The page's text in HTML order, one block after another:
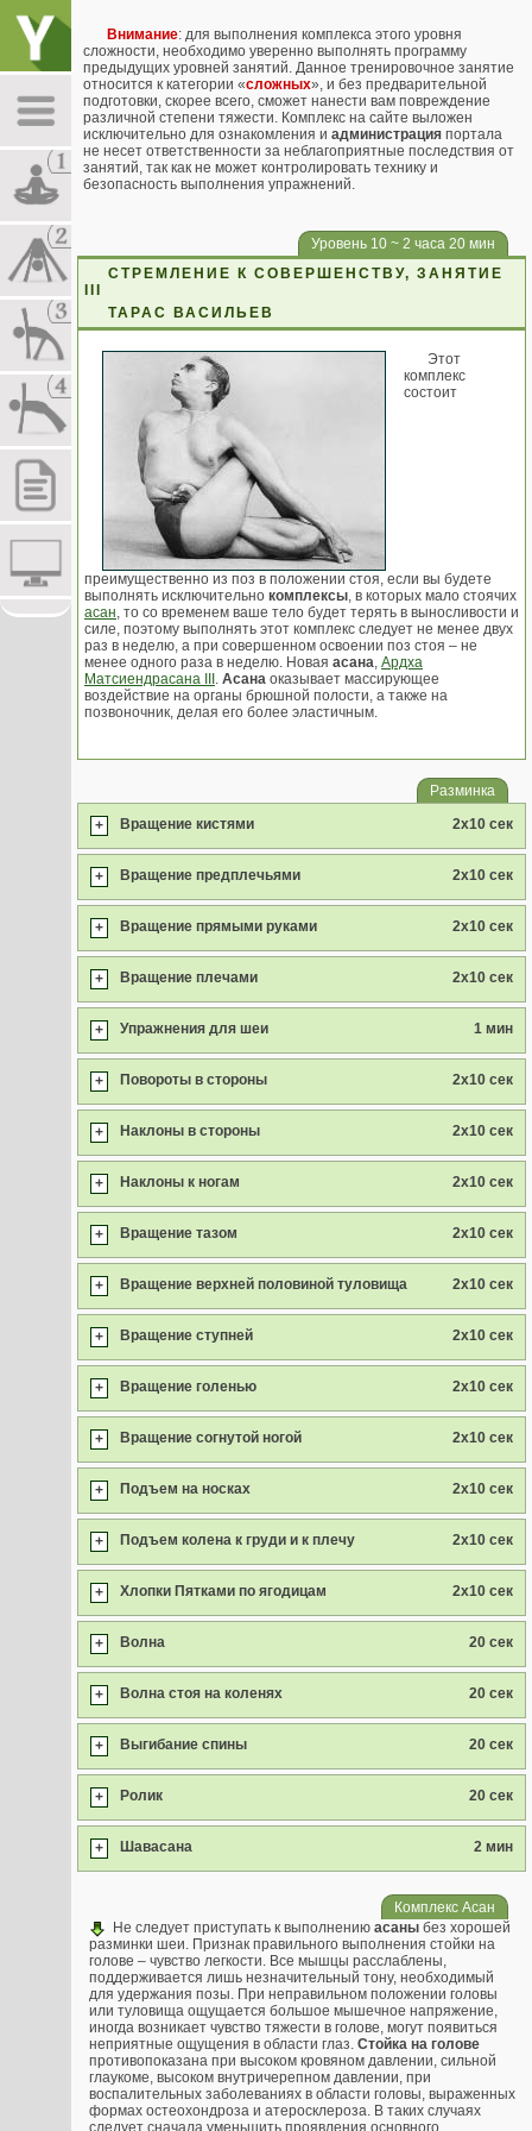
Внимание: для выполнения комплекса этого уровня
сложности, необходимо уверенно выполнять программу
предыдущих уровней занятий. Данное тренировочное занятие
относится к категории «сложных», и без предварительной
подготовки, скорее всего, сможет нанести вам повреждение
различной степени тяжести. Комплекс на сайте выложен
исключительно для ознакомления и администрация портала
не несет ответственности за неблагоприятные последствия от
занятий, так как не может контролировать технику и
безопасность выполнения упражнений.
Уровень 10 ~ 2 часа 20 мин
СТРЕМЛЕНИЕ К СОВЕРШЕНСТВУ, ЗАНЯТИЕ
ТАРАС ВАСИЛЬЕВ
Этот
комплекс
состоит
преимущественно из поз в положении стоя, если вы будете
выполнять исключительно комплексы, в которых мало стоячих
асан, то со временем ваше тело будет терять в выносливости и
силе, поэтому выполнять этот комплекс следует не менее двух
раз в неделю, а при совершенном освоении поз стоя – не
менее одного раза в неделю. Новая асана, Ардха
Матсиендрасана III . Асана оказывает массирующее
воздействие на органы брюшной полости, а также на
позвоночник, делая его более эластичным.
Разминка
+ Вращение кистями 2x10 сек
+ Вращение предплечьями 2x10 сек
+ Вращение прямыми руками 2x10 сек
+ Вращение плечами 2x10 сек
+ Упражнения для шеи 1 мин
+ Повороты в стороны 2x10 сек
+ Наклоны в стороны 2x10 сек
+ Наклоны к ногам 2x10 сек
+ Вращение тазом 2x10 сек
+ Вращение верхней половиной туловища 2x10 сек
+ Вращение ступней 2x10 сек
+ Вращение голенью 2x10 сек
+ Вращение согнутой ногой 2x10 сек
+ Подъем на носках 2x10 сек
+ Подъем колена к груди и к плечу 2x10 сек
+ Хлопки Пятками по ягодицам 2x10 сек
+ Волна 20 сек
+ Волна стоя на коленях 20 сек
+ Выгибание спины 20 сек
+ Ролик 20 сек
+ Шавасана 2 мин
Комплекс Асан
Не следует приступать к выполнению асаны без хорошей
разминки шеи. Признак правильного выполнения стойки на
голове – чувство легкости. Все мышцы расслаблены,
поддерживается лишь незначительный тону, необходимый
для удержания позы. При неправильном положении головы
или туловища ощущается большое мышечное напряжение,
иногда возникает чувство тяжести в голове, могут появиться
неприятные ощущения в области глаз. Стойка на голове
противопоказана при высоком кровяном давлении, сильной
глаукоме, высоком внутричерепном давлении, при
воспалительных заболеваниях в области головы, выраженных
формах остеохондроза и атеросклероза. В таких случаях
следует сначала уменьшить проявления основного